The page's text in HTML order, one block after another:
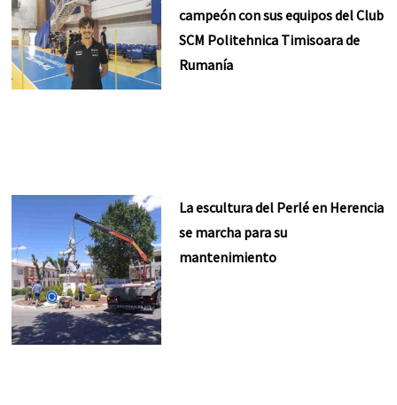
campeón con sus equipos del Club
SCM Politehnica Timisoara de
Rumanía
La escultura del Perlé en Herencia
se marcha para su
mantenimiento